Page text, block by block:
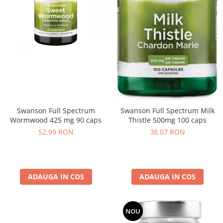
Swanson Full Spectrum
Wormwood 425 mg 90 caps
52,99 RON
ADAUGA IN COS
Swanson Full Spectrum Milk
Thistle 500mg 100 caps
38,07 RON
ADAUGA IN COS
NOU